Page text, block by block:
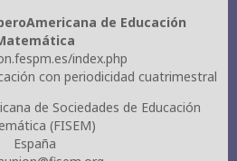
de Educación
index.php
con periodicidad cuatrimestral
de Sociedades de Educación
(FISEM)
España